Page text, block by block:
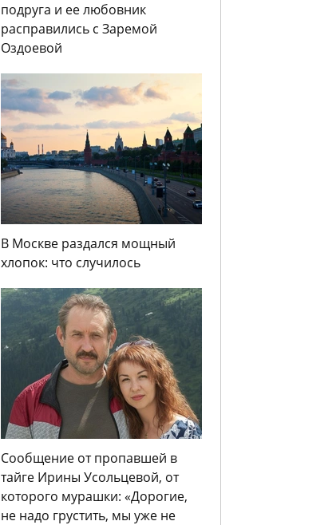
подруга и ее любовник
расправились с Заремой
Оздоевой
В Москве раздался мощный
хлопок: что случилось
Сообщение от пропавшей в
тайге Ирины Усольцевой, от
которого мурашки: «Дорогие,
не надо грустить, мы уже не